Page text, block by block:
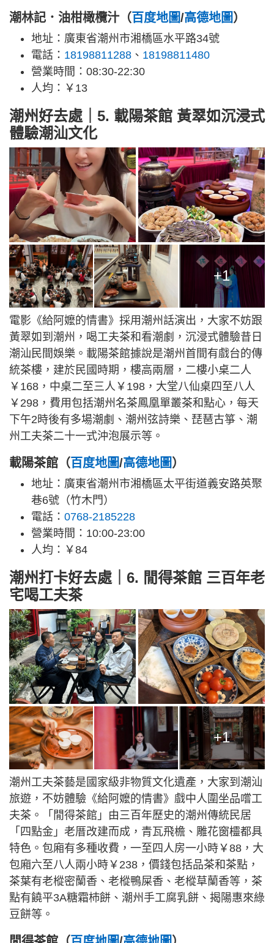
潮林記．油柑橄欖汁（百度地圖/高德地圖）
地址：廣東省潮州市湘橋區水平路34號
電話： 18198811288 、 18198811480
營業時間：08:30-22:30
人均：￥13
潮州好去處｜5. 載陽茶館 黃翠如沉浸式
體驗潮汕文化
+1
電影《給阿嬤的情書》採用潮州話演出，大家不妨跟
黃翠如到潮州，喝工夫茶和看潮劇，沉浸式體驗昔日
潮汕民間娛樂。載陽茶館據說是潮州首間有戲台的傳
統茶樓，建於民國時期，樓高兩層，二樓小桌二人
￥168，中桌二至三人￥198，大堂八仙桌四至八人
￥298，費用包括潮州名茶鳳凰單叢茶和點心，每天
下午2時後有多場潮劇、潮州弦詩樂、琵琶古箏、潮
州工夫茶二十一式沖泡展示等。
載陽茶館（百度地圖/高德地圖 ）
地址：廣東省潮州市湘橋區太平街道義安路英聚
巷6號（竹木門）
電話： 0768-2185228
營業時間：10:00-23:00
人均：￥84
潮州打卡好去處｜6. 閒得茶館 三百年老
宅喝工夫茶
+1
潮州工夫茶藝是國家級非物質文化遺產，大家到潮汕
旅遊，不妨體驗《給阿嬤的情書》戲中人圍坐品嚐工
夫茶。「閒得茶館」由三百年歷史的潮州傳統民居
「四點金」老厝改建而成，青瓦飛檐、雕花窗欞都具
特色。包廂有多種收費，一至四人房一小時￥88，大
包廂六至八人兩小時￥238，價錢包括品茶和茶點，
茶葉有老樅密蘭香、老樅鴨屎香、老樅草蘭香等，茶
點有饒平3A糖霜杮餅、潮州手工腐乳餅、揭陽惠來綠
豆餅等。